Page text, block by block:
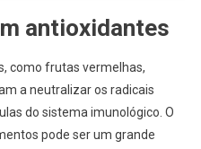
antioxidantes
como frutas vermelhas,
a neutralizar os radicais
do sistema imunológico. O
pode ser um grande